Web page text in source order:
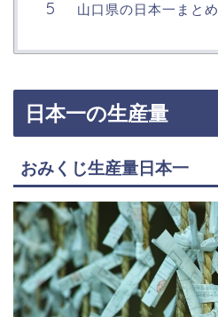
山口県の日本一まとめ
日本一の生産量
おみくじ生産量日本一